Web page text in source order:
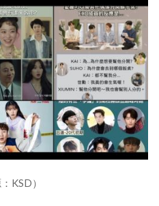
KSD）